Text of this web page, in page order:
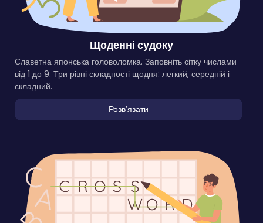
Щоденні судоку
Славетна японська головоломка. Заповніть сітку числами
від 1 до 9. Три рівні складності щодня: легкий, середній і
складний.
Розвʼязати